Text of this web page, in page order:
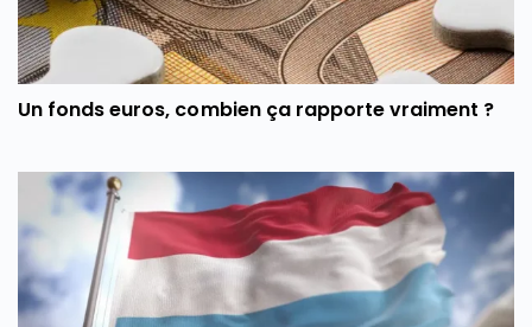
Un fonds euros, combien ça rapporte vraiment ?